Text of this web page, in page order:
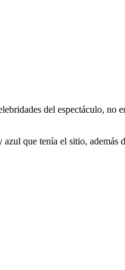
del espectáculo, no
que tenía el sitio,